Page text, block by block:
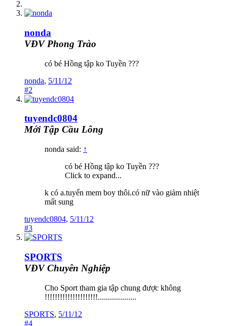
nonda
VĐV Phong Trào
có bé Hồng tập ko Tuyền ???
nonda, 5/11/12
#2
tuyendc0804
Mới Tập Cầu Lông
nonda said: ↑
có bé Hồng tập ko Tuyền ???
Click to expand...
k có a.tuyển mem boy thôi.có nữ vào giảm nhiệt
mất sung
tuyendc0804, 5/11/12
#3
SPORTS
VĐV Chuyên Nghiệp
Cho Sport tham gia tập chung được không
!!!!!!!!!!!!!!!!!!!!!...................
SPORTS, 5/11/12
#4